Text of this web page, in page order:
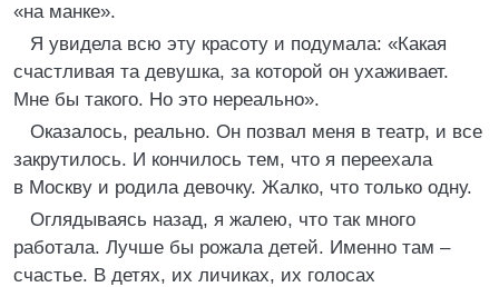
«на манке».
Я увидела всю эту красоту и подумала: «Какая
счастливая та девушка, за которой он ухаживает.
Мне бы такого. Но это нереально».
Оказалось, реально. Он позвал меня в театр, и все
закрутилось. И кончилось тем, что я переехала
в Москву и родила девочку. Жалко, что только одну.
Оглядываясь назад, я жалею, что так много
работала. Лучше бы рожала детей. Именно там –
счастье. В детях, их личиках, их голосах